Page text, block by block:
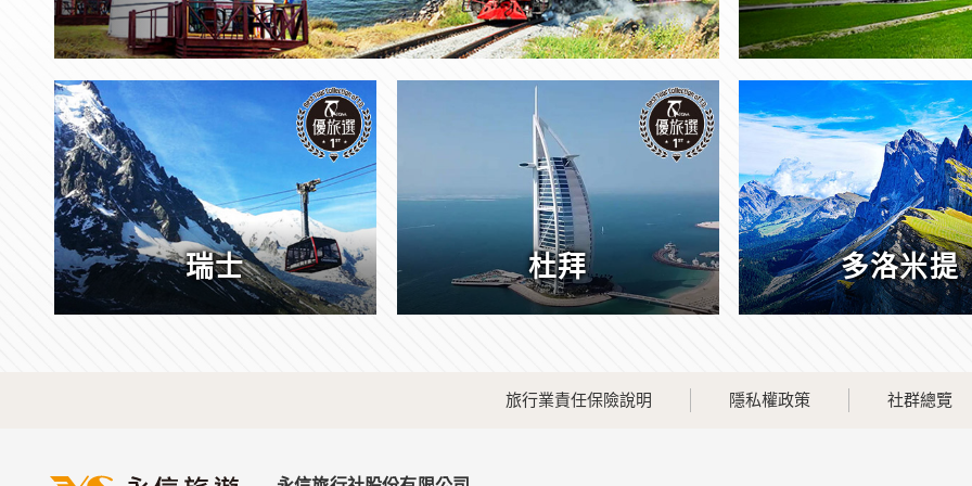
瑞士 杜拜 多洛米提
旅行業責任保險說明 隱私權政策 社群總覽